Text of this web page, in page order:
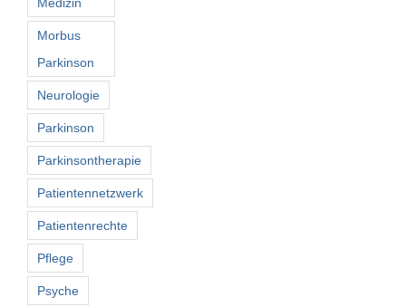
Morbus
Parkinson
Neurologie
Parkinson
Parkinsontherapie
Patientennetzwerk
Patientenrechte
Pflege
Psyche